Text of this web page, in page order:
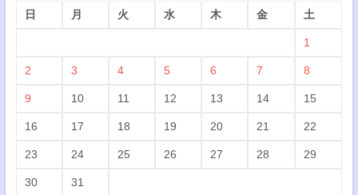
日
月 火 水 木 金 土
1
2 3 4 5 6 7 8
9 10 11 12 13 14 15
16 17 18 19 20 21 22
23 24 25 26 27 28 29
30 31